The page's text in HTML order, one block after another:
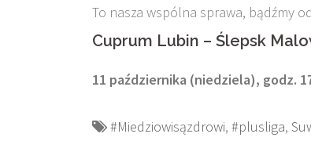
To nasza wspólna sprawa, bądźmy
Cuprum Lubin – Ślepsk
11 października (niedziela), godz.
#Miedziowisązdrowi, #plusliga,